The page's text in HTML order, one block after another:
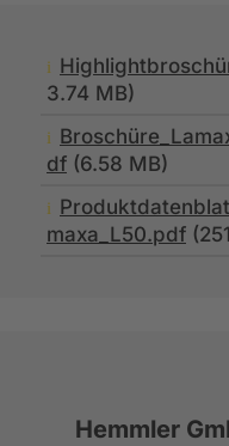
i
3.74 MB)
i
df (6.58 MB)
i
maxa_L50.pdf
Hemmler